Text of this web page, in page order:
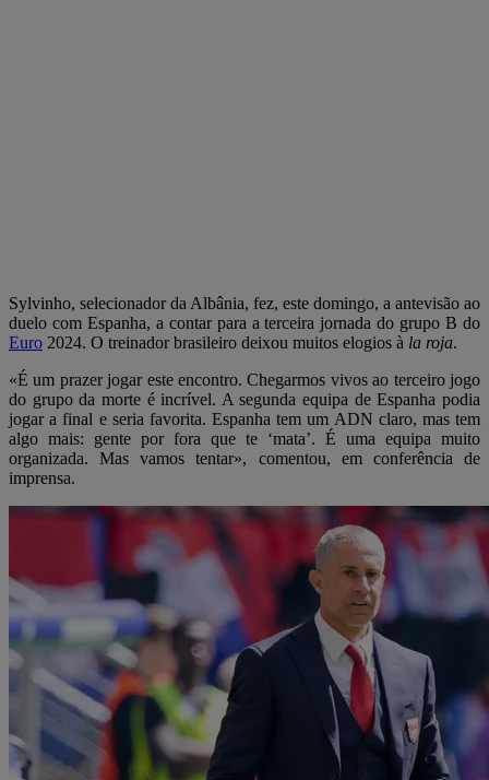
Sylvinho, selecionador da Albânia, fez, este domingo, a antevisão ao
duelo com Espanha, a contar para a terceira jornada do grupo B do
Euro 2024. O treinador brasileiro deixou muitos elogios à la roja.
«É um prazer jogar este encontro. Chegarmos vivos ao terceiro jogo
do grupo da morte é incrível. A segunda equipa de Espanha podia
jogar a final e seria favorita. Espanha tem um ADN claro, mas tem
algo mais: gente por fora que te ‘mata’. É uma equipa muito
organizada. Mas vamos tentar», comentou, em conferência de
imprensa.